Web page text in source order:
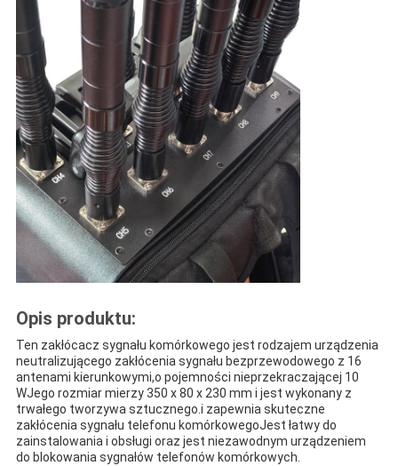
Opis produktu:
Ten zakłócacz sygnału komórkowego jest rodzajem urządzenia
neutralizującego zakłócenia sygnału bezprzewodowego z 16
antenami kierunkowymi,o pojemności nieprzekraczającej 10
WJego rozmiar mierzy 350 x 80 x 230 mm i jest wykonany z
trwałego tworzywa sztucznego.i zapewnia skuteczne
zakłócenia sygnału telefonu komórkowegoJest łatwy do
zainstalowania i obsługi oraz jest niezawodnym urządzeniem
do blokowania sygnałów telefonów komórkowych.